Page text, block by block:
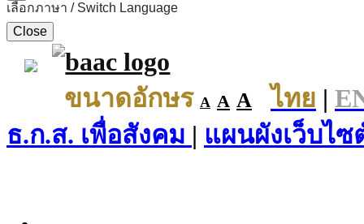
เลือกภาษา / Switch Language
Close
ขนาดอักษร A A A ไทย |
ธ.ก.ส. เพื่อสังคม | แผนผังเว็บไซ